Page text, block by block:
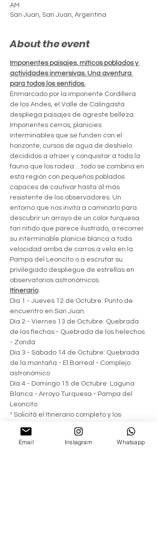
AM
San Juan, San Juan, Argentina
About the event
Imponentes paisajes, míticos poblados y
actividades inmersivas. Una aventura
para todos los sentidos.
Enmarcado por la imponente Cordillera
de los Andes, el Valle de Calingasta
despliega paisajes de agreste belleza.
Imponentes cerros, planicies
interminables que se funden con el
horizonte, cursos de agua de deshielo
decididos a atraer y conquistar a toda la
fauna que los rodea …todo se combina en
esta región con pequeños poblados
capaces de cautivar hasta al más
resistente de los observadores. Un
entorno que nos invita a caminarlo para
descubrir un arroyo de un color turquesa
tan nítido que parece ilustrado, a recorrer
su interminable planicie blanca a toda
velocidad arriba de carros a vela en la
Pampa del Leoncito o a escrutar su
privilegiado despliegue de estrellas en
observatorios astronómicos.
Itinerario
Día 1 - Jueves 12 de Octubre: Punto de
encuentro en San Juan.
Día 2 - Viernes 13 de Octubre: Quebrada
de las flechas - Quebrada de los helechos
- Zonda
Día 3 - Sábado 14 de Octubre: Quebrada
de la montaña - El Barreal - Complejo
astronómico
Día 4 - Domingo 15 de Octubre: Laguna
Blanca - Arroyo Turquesa - Pampa del
Leoncito
* Solicitá el Itinerario completo y los
Vehículos Invitados
Se trata de una travésia multimarca,
Email Instagram Whatsapp